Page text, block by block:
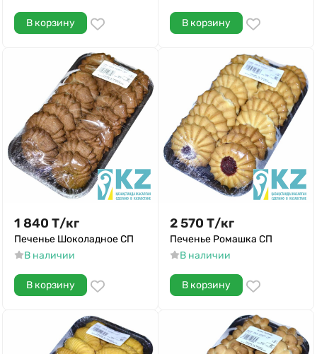
В корзину В корзину
1 840 Т/кг
Печенье Шоколадное СП
В наличии
В корзину
2 570 Т/кг
Печенье Ромашка СП
В наличии
В корзину